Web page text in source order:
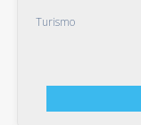
Turismo